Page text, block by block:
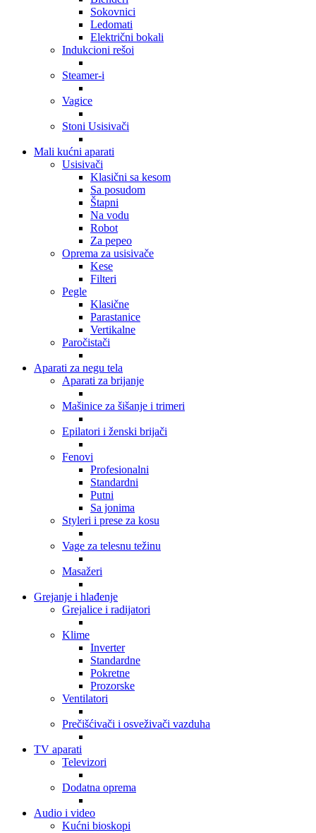
Sokovnici
Ledomati
Električni bokali
Indukcioni rešoi
Steamer-i
Vagice
Stoni Usisivači
Mali kućni aparati
Usisivači
Klasični sa kesom
Sa posudom
Štapni
Na vodu
Robot
Za pepeo
Oprema za usisivače
Kese
Filteri
Pegle
Klasične
Parastanice
Vertikalne
Paročistači
Aparati za negu tela
Aparati za brijanje
Mašinice za šišanje i trimeri
Epilatori i ženski brijači
Fenovi
Profesionalni
Standardni
Putni
Sa jonima
Styleri i prese za kosu
Vage za telesnu težinu
Masažeri
Grejanje i hlađenje
Grejalice i radijatori
Klime
Inverter
Standardne
Pokretne
Prozorske
Ventilatori
Prečišćivači i osveživači vazduha
TV aparati
Televizori
Dodatna oprema
Audio i video
Kućni bioskopi